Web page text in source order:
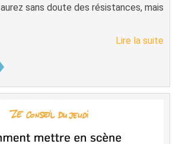
aurez sans doute des résistances, mais
Lire la suite